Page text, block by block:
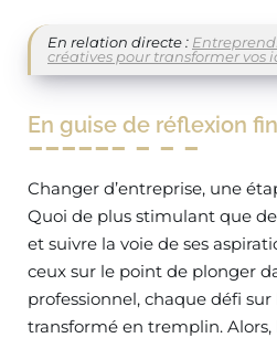
En relation directe :
créatives pour transformer vos
En guise de réflexion
Changer d’entreprise, une
Quoi de plus stimulant que
et suivre la voie de ses
ceux sur le point de plonger
professionnel, chaque défi
transformé en tremplin. Alors,